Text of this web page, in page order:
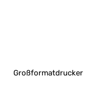
Großformatdrucker